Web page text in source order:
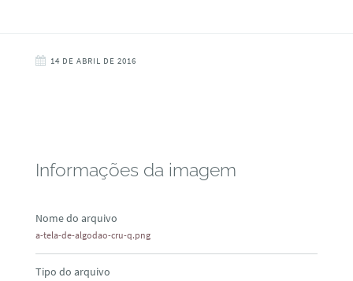
14 DE ABRIL DE 2016
Informações da imagem
Nome do arquivo
a-tela-de-algodao-cru-q.png
Tipo do arquivo